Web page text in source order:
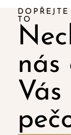
DOPŘEJTE
TO
nás
Vás